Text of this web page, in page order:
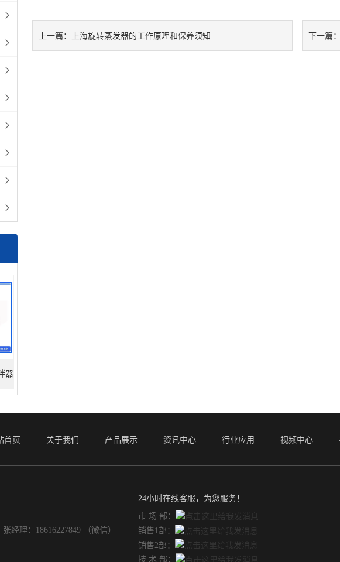
器
上一篇： 上海旋转蒸发器的工作原理和保养须知 下一篇
首页 关于我们 产品展示 资讯中心 行业应用 视频中心
经理：18616227849 （微信）
24小时在线客服，为您服务！
市 场 部：
销售1部：
销售2部：
技 术 部：